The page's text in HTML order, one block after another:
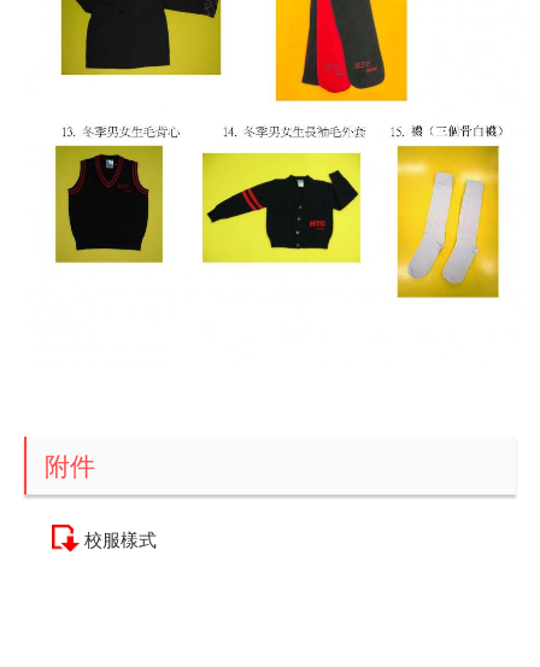
附件
校服樣式